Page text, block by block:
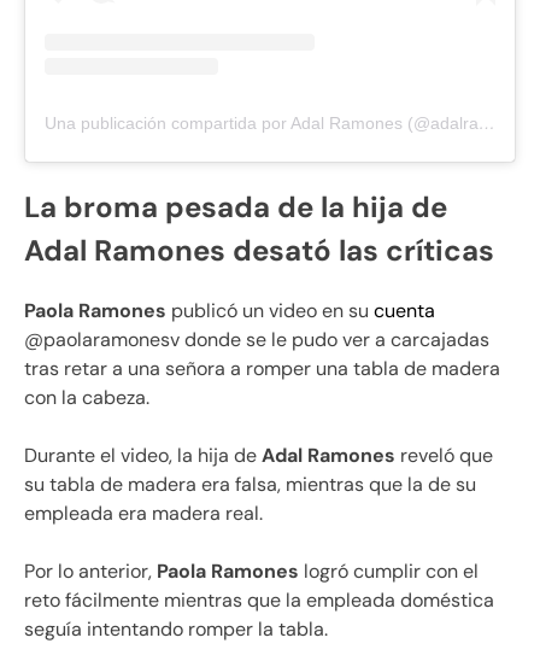
Una publicación compartida por Adal Ramones (@adalramones)
La broma pesada de la hija de
Adal Ramones desató las críticas
Paola Ramones publicó un video en su cuenta
@paolaramonesv donde se le pudo ver a carcajadas
tras retar a una señora a romper una tabla de madera
con la cabeza.
Durante el video, la hija deAdal Ramones reveló que
su tabla de madera era falsa, mientras que la de su
empleada era madera real.
Por lo anterior, Paola Ramones logró cumplir con el
reto fácilmente mientras que la empleada doméstica
seguía intentando romper la tabla.